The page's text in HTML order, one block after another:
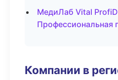
МедиЛаб Vital
Профессиональная
Компании в